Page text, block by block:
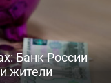
Банк России
жители